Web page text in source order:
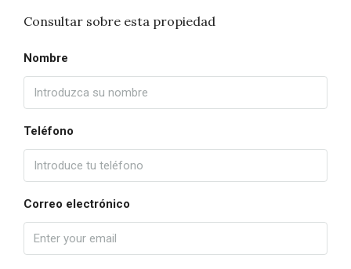
Consultar sobre esta propiedad
Nombre
Teléfono
Correo electrónico